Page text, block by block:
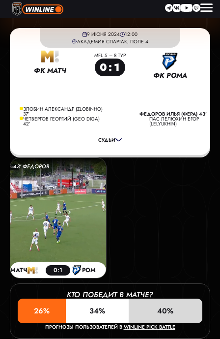
9 ИЮНЯ 2024
12:00
АКАДЕМИЯ СПАРТАК, ПОЛЕ 4
ФК МАТЧ
ЗЛОБИН АЛЕКСАНДР (ZLOBINHO)
37’
ЧЕТВЕРГОВ ГЕОРГИЙ (GEO DIGA)
42’
MFL 5 – 8 ТУР
0: 1
СУДЬИ
ФЕДОРОВ ИЛЬЯ (ФЕРА) 43’
ПАС ЛЕЛЮХИН ЕГОР
(LELYUKHIN)
ФК РОМА
ГЛАВНЫЙ СУДЬЯ:
ЗОБОВ МАКСИМ
ПОМОЩНИК СУДЬИ:
АРХИПОВ ВЛАДИМИР
РЕЗЕРВНЫЙ СУДЬЯ:
43’ ФЕДОРОВ
МАТЧ 0:1 РОМ
КТО ПОБЕДИТ В МАТЧЕ?
26%
34% 40%
ПРОГНОЗЫ ПОЛЬЗОВАТЕЛЕЙ В WINLINE PICK BATTLE